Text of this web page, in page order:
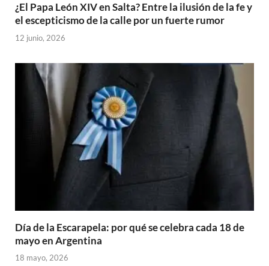
¿El Papa León XIV en Salta? Entre la ilusión de la fe y
el escepticismo de la calle por un fuerte rumor
12 junio, 2026
Día de la Escarapela: por qué se celebra cada 18 de
mayo en Argentina
18 mayo, 2026